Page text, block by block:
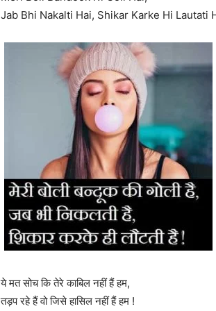
Jab Bhi Nakalti Hai, Shikar Karke Hi Lautati
ये मत सोच कि तेरे काबिल नहीं हैं हम,
तड़प रहे हैं वो जिसे हासिल नहीं हैं हम !